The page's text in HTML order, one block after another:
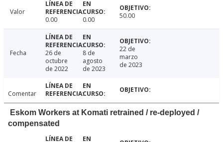
Valor
0.00
0.00 50.00
Fecha
26 de
octubre
de 2022
8 de
agosto
de 2023
22 de
marzo
de 2023
Comentar
Eskom Workers at Komati retrained / re-deployed /
compensated